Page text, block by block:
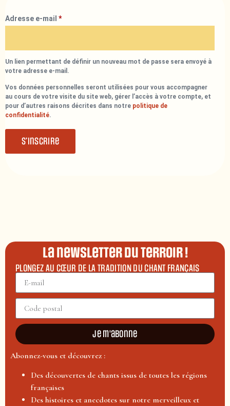
Adresse e-mail *
Un lien permettant de définir un nouveau mot de passe sera envoyé à
votre adresse e-mail.
Vos données personnelles seront utilisées pour vous accompagner
au cours de votre visite du site web, gérer l’accès à votre compte, et
pour d’autres raisons décrites dans notre politique de
confidentialité.
S’inscrire
La newsletter du terroir !
PLONGEZ AU CŒUR DE LA TRADITION DU CHANT FRANÇAIS
Je m'abonne
Abonnez-vous et découvrez :
Des découvertes de chants issus de toutes les régions
françaises
Des histoires et anecdotes sur notre merveilleux et